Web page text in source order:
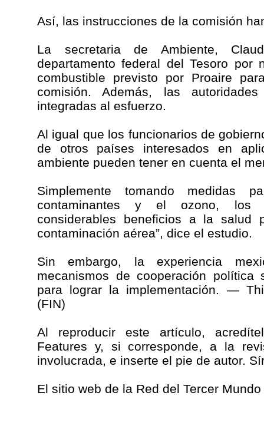
Así, las instrucciones de la comisión
La secretaria de Ambiente,
departamento federal del Tesoro por
combustible previsto por Proaire
comisión. Además, las
integradas al esfuerzo.
Al igual que los funcionarios de
de otros países interesados en
ambiente pueden tener en cuenta el
Simplemente tomando medidas
contaminantes y el ozono, los
considerables beneficios a la salud
contaminación aérea”, dice el estudio.
Sin embargo, la experiencia
mecanismos de cooperación política
para lograr la implementación. —
(FIN)
Al reproducir este artículo,
Features y, si corresponde, a la
involucrada, e inserte el pie de autor.
El sitio web de la Red del Tercer